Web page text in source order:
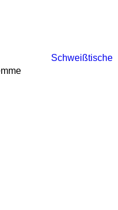
Schweißtische